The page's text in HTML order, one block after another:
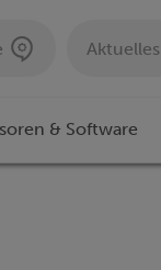
Aktuelles
& Software